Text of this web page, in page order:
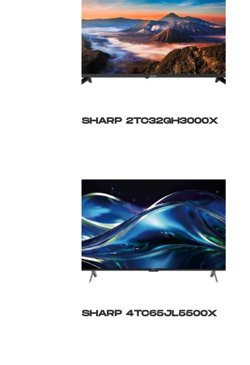
SHARP 2TC32GH3000X
SHARP 4TC65JL5500X